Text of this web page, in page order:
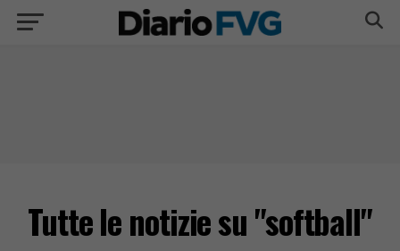
Tutte le notizie su "softball"